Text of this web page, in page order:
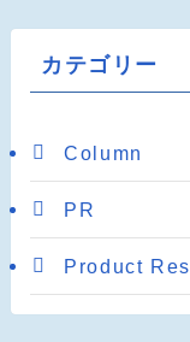
カテゴリー
Column
PR
Product